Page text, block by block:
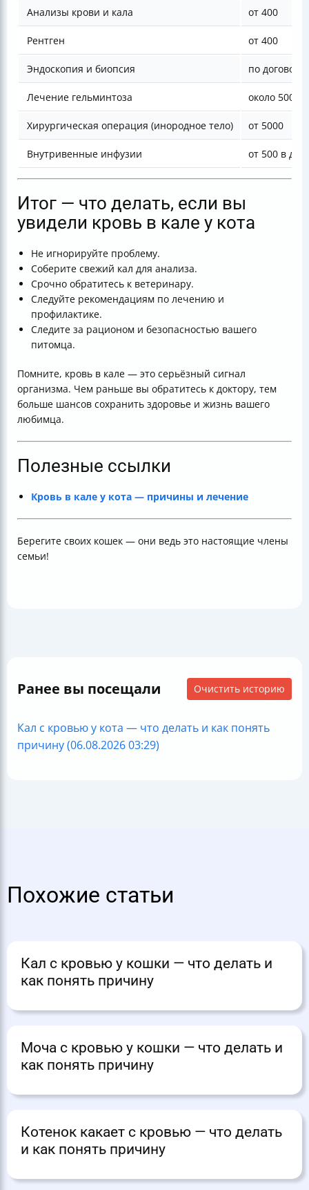
Анализы крови и кала от 400
Рентген от 400
Эндоскопия и биопсия по
Лечение гельминтоза около 500
Хирургическая операция (инородное тело) от 5000
Внутривенные инфузии от 500 в
Итог — что делать, если вы
увидели кровь в кале у кота
Не игнорируйте проблему.
Соберите свежий кал для анализа.
Срочно обратитесь к ветеринару.
Следуйте рекомендациям по лечению и
профилактике.
Следите за рационом и безопасностью вашего
питомца.
Помните, кровь в кале — это серьёзный сигнал
организма. Чем раньше вы обратитесь к доктору, тем
больше шансов сохранить здоровье и жизнь вашего
любимца.
Полезные ссылки
Кровь в кале у кота — причины и лечение
Берегите своих кошек — они ведь это настоящие члены
семьи!
Ранее вы посещали Очистить историю
Кал с кровью у кота — что делать и как понять
причину (06.08.2026 03:29)
Похожие статьи
Кал с кровью у кошки — что делать и
как понять причину
Моча с кровью у кошки — что делать и
как понять причину
Котенок какает с кровью — что делать
и как понять причину